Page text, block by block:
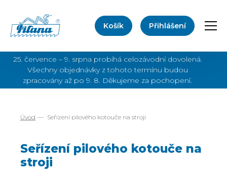
25. července – 9. srpna probíhá celozávodní dovolená.
Všechny objednávky z tohoto termínu budou
zpracovány až po 9. 8. Děkujeme za pochopení.
Košík Přihlášení
Úvod Seřízení pilového kotouče na stroji
Seřízení pilového kotouče na
stroji